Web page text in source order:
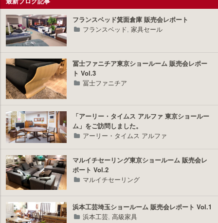
ア
プ
ラ
ス
フランスベッド箕面倉庫 販売会レポート
フランスベッド,家具セール
冨士ファニチア東京ショールーム 販売会レポー
ト Vol.3
冨士ファニチア
「アーリー・タイムス アルファ 東京ショールー
ム」をご訪問しました。
アーリー・タイムス アルファ
マルイチセーリング東京ショールーム 販売会レ
ポート Vol.2
マルイチセーリング
浜本工芸埼玉ショールーム 販売会レポート Vol.1
浜本工芸,高級家具